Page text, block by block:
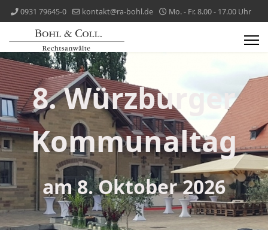
0931 79645-0 kontakt@ra-bohl.de Mo. - Fr. 8.00 - 17.00 Uhr
8. Würzburger
Kommunaltag
am 8. Oktober 2026